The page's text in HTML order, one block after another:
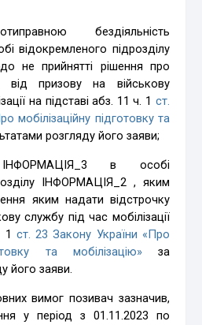
бездіяльність
відокремленого підрозділу
не прийнятті рішення про
від призову на військову
на підставі абз. 11 ч. 1 ст.
мобілізаційну підготовку та
розгляду його заяви;
в особі
ІНФОРМАЦІЯ_2 , яким
яким надати відстрочку
службу під час мобілізації
1 ст. 23 Закону України «Про
та мобілізацію»за
його заяви.
вимог позивач зазначив,
у період з 01.11.2023 по